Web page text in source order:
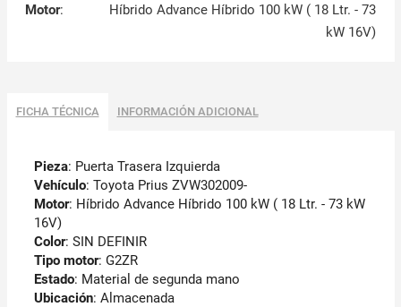
Motor:
Híbrido Advance Híbrido 100 kW ( 18 Ltr. - 73
kW 16V)
FICHA TÉCNICA INFORMACIÓN ADICIONAL
Pieza: Puerta Trasera Izquierda
Vehículo: Toyota Prius ZVW302009-
Motor: Híbrido Advance Híbrido 100 kW ( 18 Ltr. - 73 kW
16V)
Color: SIN DEFINIR
Tipo motor: G2ZR
Estado: Material de segunda mano
Ubicación: Almacenada